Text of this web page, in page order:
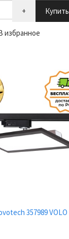
+ Купить
избранное
357989 VOLO